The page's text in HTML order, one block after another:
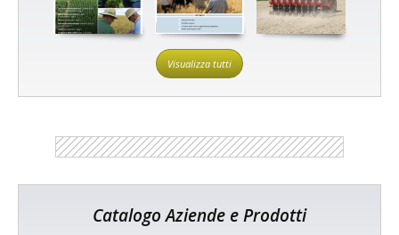
Visualizza tutti
Catalogo Aziende e Prodotti